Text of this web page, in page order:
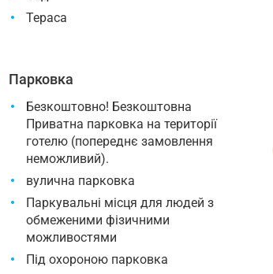
Тераса
Парковка
Безкоштовно! Безкоштовна
Приватна парковка на території
готелю (попереднє замовлення
неможливий).
вулична парковка
Паркувальні місця для людей з
обмеженими фізичними
можливостями
Під охороною парковка